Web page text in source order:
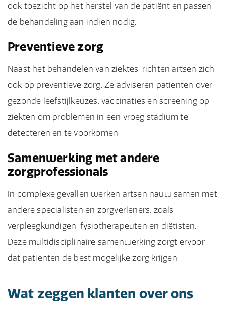
ook toezicht op het herstel van de patiënt en passen
de behandeling aan indien nodig.
Preventieve zorg
Naast het behandelen van ziektes, richten artsen zich
ook op preventieve zorg. Ze adviseren patiënten over
gezonde leefstijlkeuzes, vaccinaties en screening op
ziekten om problemen in een vroeg stadium te
detecteren en te voorkomen.
Samenwerking met andere
zorgprofessionals
In complexe gevallen werken artsen nauw samen met
andere specialisten en zorgverleners, zoals
verpleegkundigen, fysiotherapeuten en diëtisten.
Deze multidisciplinaire samenwerking zorgt ervoor
dat patiënten de best mogelijke zorg krijgen.
Wat zeggen klanten over ons